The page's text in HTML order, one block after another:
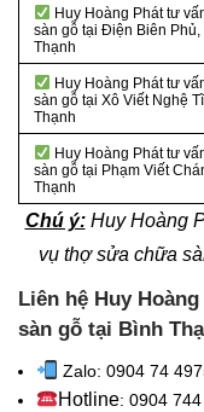
Huy Hoàng Phát tư
sàn gỗ tại Điện Biên
Thạnh
Huy Hoàng Phát tư
sàn gỗ tại Xô Viết Nghệ
Thạnh
Huy Hoàng Phát tư
sàn gỗ tại Phạm Viết
Thạnh
Chú ý:Huy Hoàng
vụ thợ sửa chữa
Liên hệ Huy
sàn gỗ tại Bình
Zalo: 0904 74
Hotline: 0904